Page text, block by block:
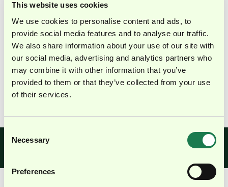
This website uses cookies
We use cookies to personalise content and ads, to
provide social media features and to analyse our traffic.
We also share information about your use of our site with
our social media, advertising and analytics partners who
may combine it with other information that you’ve
provided to them or that they’ve collected from your use
of their services.
Consent
Selection
Necessary
Preferences
TRANSACTIONS
Bas Scheele
Managing Partner |
Mehr anzeigen ↓
Du willst Teil unseres Teams werden?
Karriere bei